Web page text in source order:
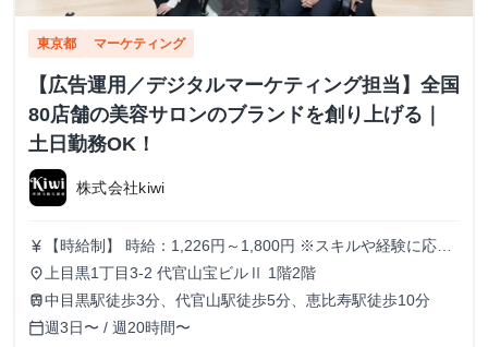
東京都 マーケティング
【広告運用／デジタルマーケティング担当】全国
80店舗の美容サロンのブランドを創り上げる｜
土日勤務OK！
株式会社kiwi
currency_yen
【時給制】 時給：1,226円～1,800円 ※スキルや経験に応じ
て昇給します。 【月給制】 尚、フルコミットできる方は月
給制もご用意しております。 月給: 230,000円〜 ※毎月行う
評価面談により毎月昇給の可能性あり ※年間の昇給平均額
80,000円 <モデル月収> 260,000円 /入社6ヶ月 330,000
place 上目黒1丁目3-2 代官山宝ビルⅡ 1階2階
train中目黒駅徒歩3分、代官山駅徒歩5分、恵比寿駅徒歩10分
calendar_today週3日〜 / 週20時間〜